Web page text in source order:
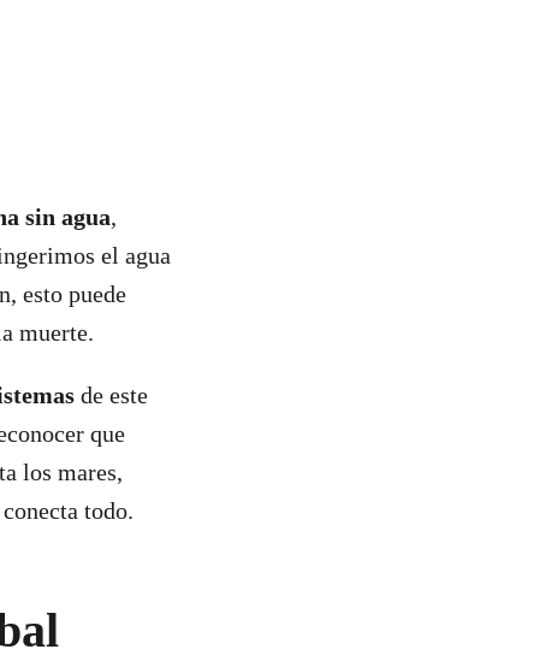
sin agua,
el agua
esto puede
muerte.
de este
que
los mares,
todo.